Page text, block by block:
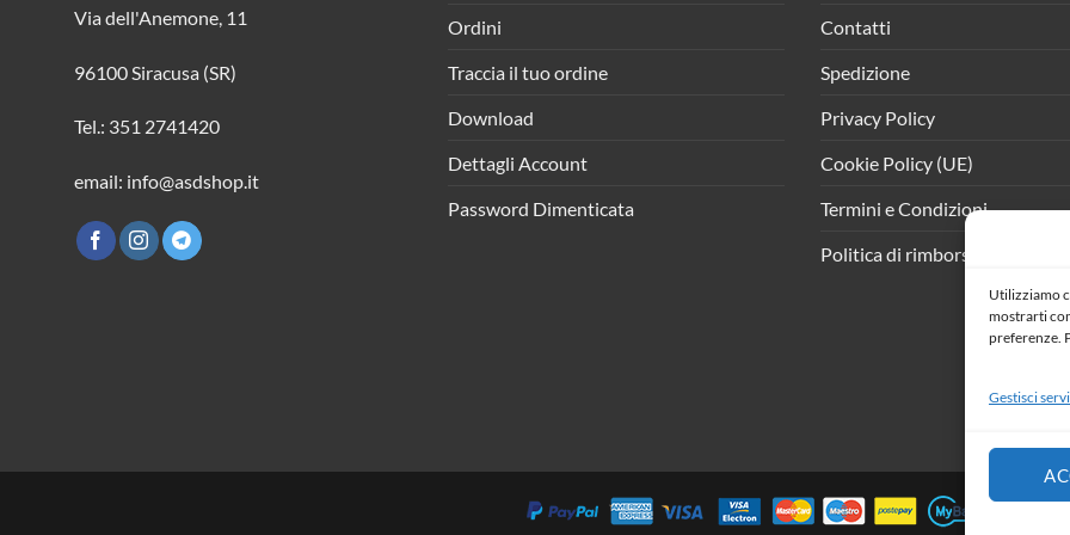
Utilizziamo
mostrarti
preferenze.
Gestisci
Via dell'Anemone, 11
96100 Siracusa (SR)
Tel.: 351 2741420
email: info@asdshop.it
Ordini
Traccia il tuo ordine
Download
Dettagli Account
Password Dimenticata
Contatti
Spedizione
Privacy Policy
Cookie Policy (UE)
Termini e Condizioni
Politica di rimborso e resi